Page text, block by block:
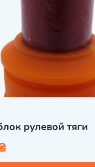
рулевой тяги